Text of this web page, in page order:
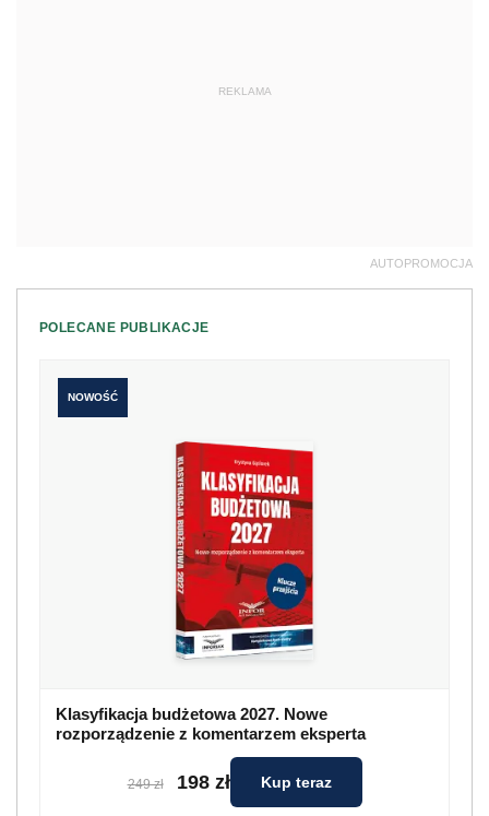
REKLAMA
AUTOPROMOCJA
POLECANE PUBLIKACJE
NOWOŚĆ
Klasyfikacja budżetowa 2027. Nowe
rozporządzenie z komentarzem eksperta
249 zł 198 zł Kup teraz